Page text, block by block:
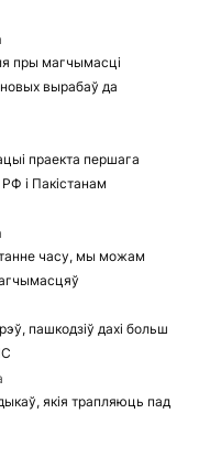
пры магчымасці
новых вырабаў да
праекта першага
і Пакістанам
часу, мы можам
пашкодзіў дахі больш
якія трапляюць пад